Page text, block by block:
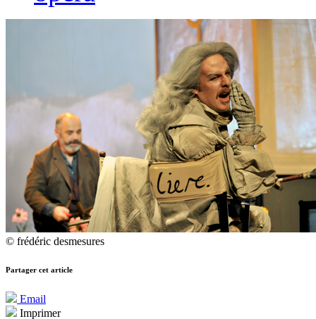
© frédéric desmesures
Partager cet article
Email
Imprimer